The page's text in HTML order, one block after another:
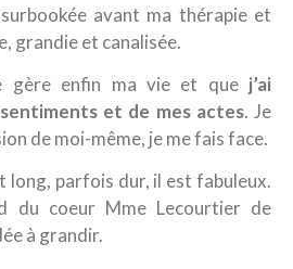
avant ma thérapie et
grandie et canalisée.
gère enfin ma vie et que j’ai
et de mes actes. Je
de moi-même, je me fais face.
long, parfois dur, il est fabuleux.
du coeur Mme Lecourtier de
à grandir.